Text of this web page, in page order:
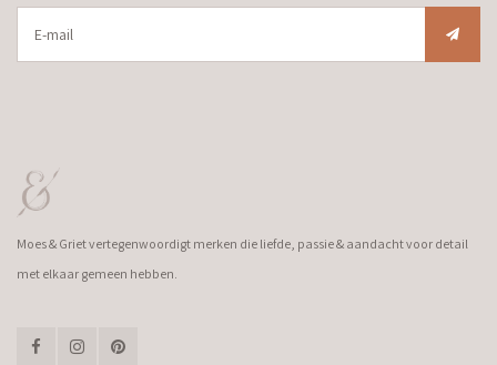
Moes & Griet vertegenwoordigt merken die liefde, passie & aandacht voor detail
met elkaar gemeen hebben.